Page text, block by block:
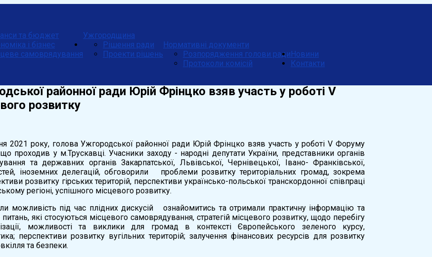
Ужгородщина
та бюджет
і бізнес
самоврядування
Нормативні документи
Рішення ради
Проекти рішень
Розпорядження голови ради
Протоколи комісій
Новини
Контакти
районної ради Юрій Фрінцко взяв участь у роботі V
розвитку
2021 року, голова Ужгородської районної ради Юрій Фрінцко взяв участь у роботі V Форуму
проходив у м.Трускавці. Учасники заходу - народні депутати України, представники органів
та державних органів Закарпатської, Львівської, Чернівецької, Івано- Франківської,
іноземних делегацій, обговорили проблеми розвитку територіальних громад, зокрема
розвитку гірських територій, перспективи українсько-польської транскордонної співпраці
регіоні, успішного місцевого розвитку.
можливість під час плідних дискусій ознайомитись та отримали практичну інформацію та
які стосуються місцевого самоврядування, стратегій місцевого розвитку, щодо перебігу
можливості та виклики для громад в контексті Європейського зеленого курсу,
перспективи розвитку вугільних територій; залучення фінансових ресурсів для розвитку
та безпеки.